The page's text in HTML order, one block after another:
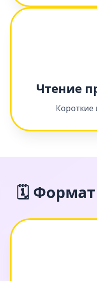
Чтение
Короткие
🗓 Формат